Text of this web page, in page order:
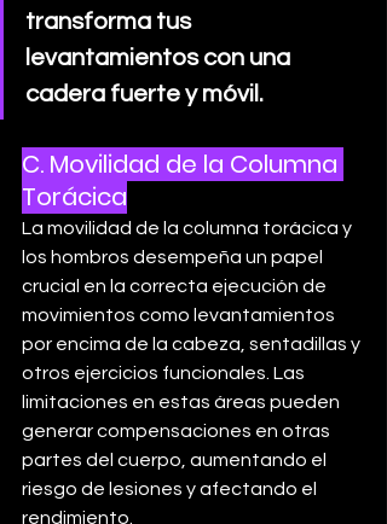
transforma tus
levantamientos con una
cadera fuerte y móvil.
C. Movilidad de la Columna
Torácica
La movilidad de la columna torácica y
los hombros desempeña un papel
crucial en la correcta ejecución de
movimientos como levantamientos
por encima de la cabeza, sentadillas y
otros ejercicios funcionales. Las
limitaciones en estas áreas pueden
generar compensaciones en otras
partes del cuerpo, aumentando el
riesgo de lesiones y afectando el
rendimiento.